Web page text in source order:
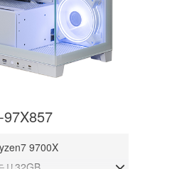
97X857
9700X